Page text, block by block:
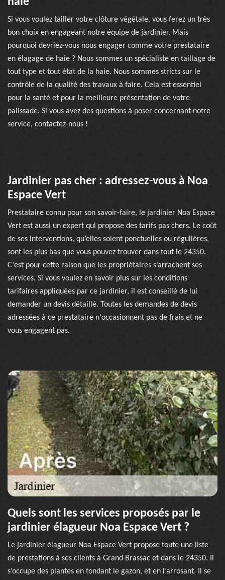
Si vous voulez tailler votre clôture végétale, vous ferez un très
bon choix en engageant notre équipe de jardinier. Mais
pourquoi devriez-vous nous engager comme votre prestataire
en élagage de haie ? Nous sommes un spécialiste en taillage de
tout type et tout état de la haie. Nous sommes stricts sur le
contrôle de la qualité des travaux à faire. Cela est essentiel
pour la santé et pour la meilleure présentation de votre
palissade. Si vous avez des questions à poser concernant notre
service, contactez-nous !
Jardinier pas cher : adressez-vous à Noa
Espace Vert
Prestataire connu pour son savoir-faire, le jardinier Noa Espace
Vert est aussi un expert qui propose des tarifs pas chers. Le coût
de ses interventions, qu’elles soient ponctuelles ou régulières,
sont les plus bas que vous pouvez trouver dans tout le 24350.
C’est pour cette raison que les propriétaires s’arrachent ses
services. Si vous voulez en savoir plus sur les conditions
tarifaires appliquées par ce jardinier, il est conseillé de lui
demander un devis détaillé. Toutes les demandes de devis
adressées à ce prestataire n'occasionnent pas de frais et ne
vous engagent pas.
Quels sont les services proposés par le
jardinier élagueur Noa Espace Vert ?
Le jardinier élagueur Noa Espace Vert propose toute une liste
de prestations à ses clients à Grand Brassac et dans le 24350. Il
s’occupe des plantes en tondant le gazon, et en l’arrosant. Il se